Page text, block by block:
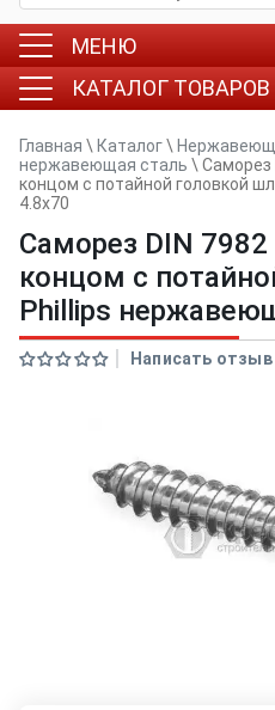
МЕНЮ
КАТАЛОГ ТОВАРОВ
Главная \ Каталог\
нержавеющая сталь \ Саморез
концом с потайной головкой
4.8x70
Саморез DIN
концом с
Phillips
Написать отзыв